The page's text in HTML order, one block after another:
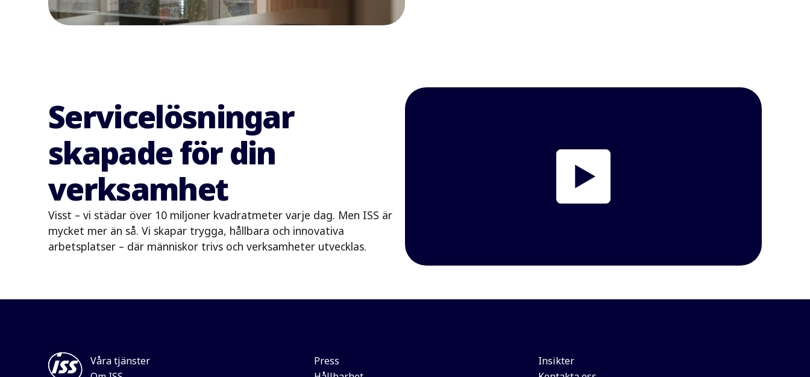
Servicelösningar
skapade för din
verksamhet
Visst – vi städar över 10 miljoner kvadratmeter varje dag. Men ISS är
mycket mer än så. Vi skapar trygga, hållbara och innovativa
arbetsplatser – där människor trivs och verksamheter utvecklas.
Våra tjänster
Press
Insikter